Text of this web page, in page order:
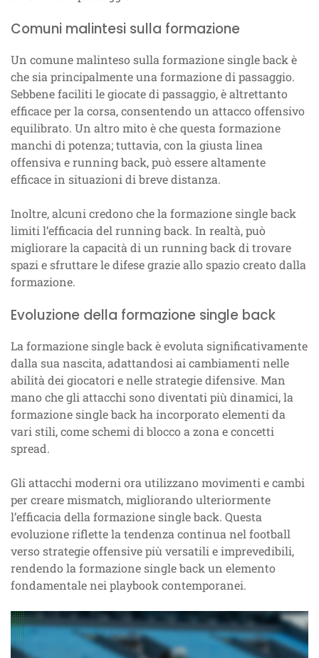
Comuni malintesi sulla formazione
Un comune malinteso sulla formazione single back è
che sia principalmente una formazione di passaggio.
Sebbene faciliti le giocate di passaggio, è altrettanto
efficace per la corsa, consentendo un attacco offensivo
equilibrato. Un altro mito è che questa formazione
manchi di potenza; tuttavia, con la giusta linea
offensiva e running back, può essere altamente
efficace in situazioni di breve distanza.
Inoltre, alcuni credono che la formazione single back
limiti l’efficacia del running back. In realtà, può
migliorare la capacità di un running back di trovare
spazi e sfruttare le difese grazie allo spazio creato dalla
formazione.
Evoluzione della formazione single back
La formazione single back è evoluta significativamente
dalla sua nascita, adattandosi ai cambiamenti nelle
abilità dei giocatori e nelle strategie difensive. Man
mano che gli attacchi sono diventati più dinamici, la
formazione single back ha incorporato elementi da
vari stili, come schemi di blocco a zona e concetti
spread.
Gli attacchi moderni ora utilizzano movimenti e cambi
per creare mismatch, migliorando ulteriormente
l’efficacia della formazione single back. Questa
evoluzione riflette la tendenza continua nel football
verso strategie offensive più versatili e imprevedibili,
rendendo la formazione single back un elemento
fondamentale nei playbook contemporanei.